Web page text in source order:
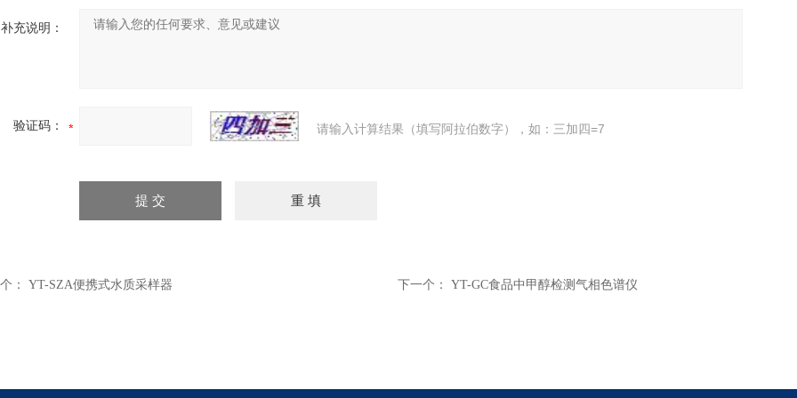
补充说明：
验证码： 请输入计算结果（填写阿拉伯数字），如：三加四=7
： YT-SZA便携式水质采样器 下一个： YT-GC食品中甲醇检测气相色谱仪